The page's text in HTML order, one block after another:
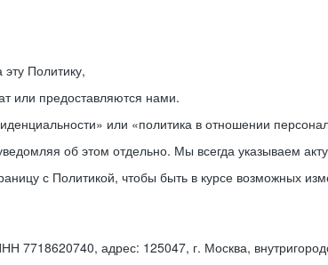
Политику,
или предоставляются нами.
или «политика в отношении
об этом отдельно. Мы всегда указываем
с Политикой, чтобы быть в курсе возможных
адрес: 125047, г. Москва,